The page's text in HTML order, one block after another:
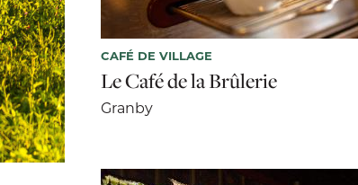
CAFÉ DE VILLAGE
Le Café de la Brûlerie
Granby